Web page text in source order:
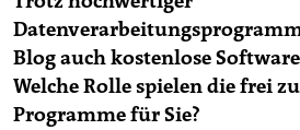
Blog auch kostenlose
Welche Rolle spielen die frei
Programme für Sie?